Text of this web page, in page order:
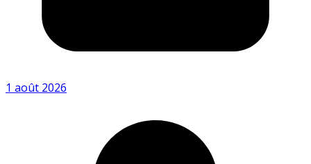
1 août 2026